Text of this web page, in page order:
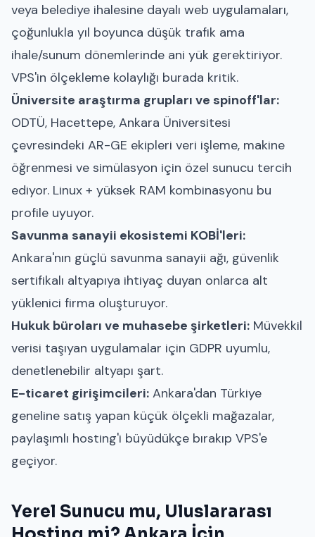
veya belediye ihalesine dayalı web uygulamaları,
çoğunlukla yıl boyunca düşük trafik ama
ihale/sunum dönemlerinde ani yük gerektiriyor.
VPS'in ölçekleme kolaylığı burada kritik.
Üniversite araştırma grupları ve spinoff'lar:
ODTÜ, Hacettepe, Ankara Üniversitesi
çevresindeki AR-GE ekipleri veri işleme, makine
öğrenmesi ve simülasyon için özel sunucu tercih
ediyor. Linux + yüksek RAM kombinasyonu bu
profile uyuyor.
Savunma sanayii ekosistemi KOBİ'leri:
Ankara'nın güçlü savunma sanayii ağı, güvenlik
sertifikalı altyapıya ihtiyaç duyan onlarca alt
yüklenici firma oluşturuyor.
Hukuk büroları ve muhasebe şirketleri: Müvekkil
verisi taşıyan uygulamalar için GDPR uyumlu,
denetlenebilir altyapı şart.
E-ticaret girişimcileri: Ankara'dan Türkiye
geneline satış yapan küçük ölçekli mağazalar,
paylaşımlı hosting'i büyüdükçe bırakıp VPS'e
geçiyor.
Yerel Sunucu mu, Uluslararası